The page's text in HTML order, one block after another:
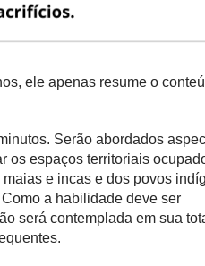
ele apenas resume o
Serão abordados
os espaços territoriais
e incas e dos povos
a habilidade deve ser
será contemplada em sua